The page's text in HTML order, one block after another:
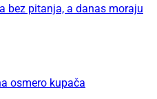
bez pitanja, a danas moraju
osmero kupača